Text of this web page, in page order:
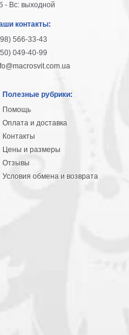
- Вс: выходной
контакты:
566-33-43
049-40-99
Полезные рубрики:
Помощь
Оплата и доставка
Контакты
Цены и размеры
Отзывы
Условия обмена и возврата